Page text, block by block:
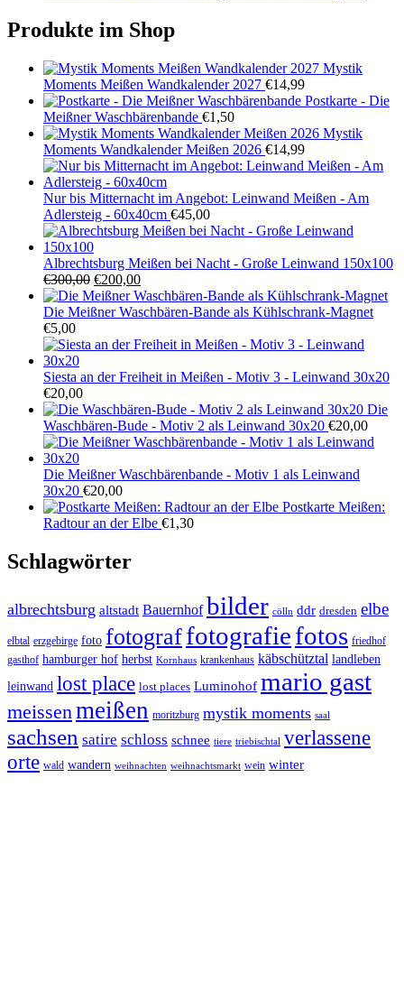
Produkte im Shop
Mystik
Moments Meißen Wandkalender 2027 €14,99
Postkarte - Die
Meißner Waschbärenbande €1,50
Mystik
Moments Wandkalender Meißen 2026 €14,99
Nur bis Mitternacht im Angebot: Leinwand Meißen - Am
Adlersteig - 60x40cm €45,00
Albrechtsburg Meißen bei Nacht - Große Leinwand 150x100
€300,00 Ursprünglicher
Preis
war:
€200,00Aktueller
Preis
ist:
Die Meißner Waschbären-Bande als Kühlschrank-Magnet
€5,00
Siesta an der Freiheit in Meißen - Motiv 3 - Leinwand 30x20
€20,00
Die
Waschbären-Bude - Motiv 2 als Leinwand 30x20 €20,00
Die Meißner Waschbärenbande - Motiv 1 als Leinwand
30x20 €20,00
Postkarte Meißen:
Radtour an der Elbe €1,30
Schlagwörter
albrechtsburg altstadt Bauernhof bilder cölln ddr dresden elbe
elbtal erzgebirge foto fotograffotografiefotos friedhof
gasthof hamburger hof herbst Kornhaus krankenhaus käbschütztal landleben
leinwand lost place lost places Luminohof mario gast
meissen meißen moritzburg mystik moments saal
sachsen satire schloss schnee tiere triebischtal verlassene
orte wald wandern weihnachten weihnachtsmarkt wein winter